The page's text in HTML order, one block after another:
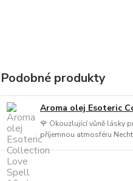
Podobné produkty
Aroma olej Esoteric
🌹 Okouzlující vůně lásky
příjemnou atmosféru